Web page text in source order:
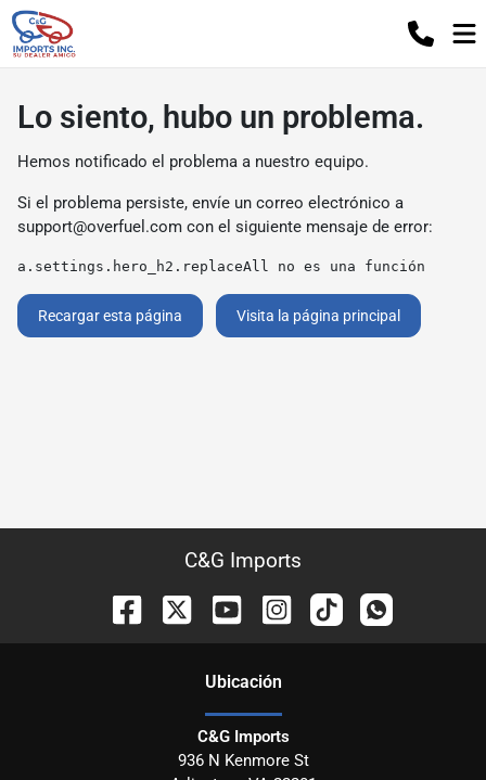
Lo siento, hubo un problema.
Hemos notificado el problema a nuestro equipo.
Si el problema persiste, envíe un correo electrónico a
support@overfuel.com con el siguiente mensaje de error:
a.settings.hero_h2.replaceAll no es una función
Recargar esta página Visita la página principal
C&G Imports
Ubicación
C&G Imports
936 N Kenmore St